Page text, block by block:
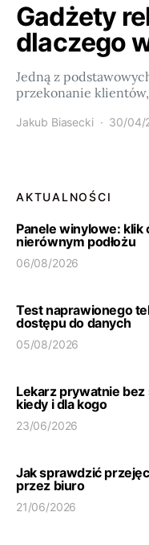
Gadżety
dlaczego
Jedną z
przekonanie
Jakub Biasecki 30/04/
AKTUALNOŚCI
Panele winylowe: klik
nierównym podłożu
06/08/2026
Test naprawionego
dostępu do danych
05/08/2026
Lekarz prywatnie bez
kiedy i dla kogo
23/06/2026
Jak sprawdzić
przez biuro
21/06/2026